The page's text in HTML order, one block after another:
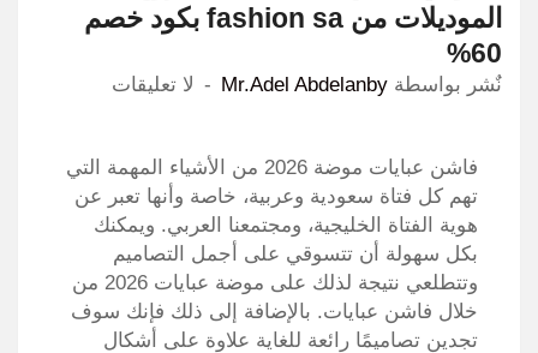
الموديلات من fashion sa بكود خصم
60%
نٌشر بواسطة Mr.Adel Abdelanby لا تعليقات
فاشن عبايات موضة 2026 من الأشياء المهمة التي
تهم كل فتاة سعودية وعربية، خاصة وأنها تعبر عن
هوية الفتاة الخليجية، ومجتمعنا العربي. ويمكنك
بكل سهولة أن تتسوقي على أجمل التصاميم
وتتطلعي نتيجة لذلك على موضة عبايات 2026 من
خلال فاشن عبايات. بالإضافة إلى ذلك فإنك سوف
تجدين تصاميمًا رائعة للغاية علاوة على أشكال